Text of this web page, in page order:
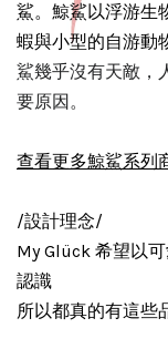
鯊。鯨鯊以浮游生
蝦與小型的自游動
鯊幾乎沒有天敵，
要原因。
查看更多鯨鯊系列
/設計理念/
My Glück 希望以
認識
所以都真的有這些